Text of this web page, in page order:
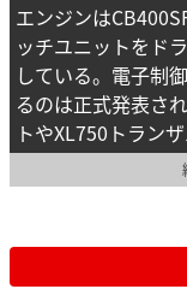
エンジンは
ッチユニットをド
している。電子制
るのは正式発表さ
トやXL750トラン